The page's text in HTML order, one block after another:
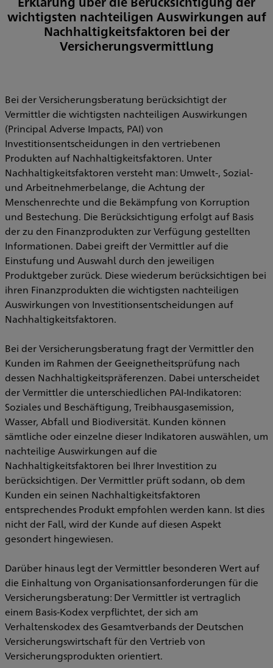
wichtigsten nachteiligen Auswirkungen auf
Nachhaltigkeitsfaktoren bei der
Versicherungsvermittlung
Bei der Versicherungsberatung berücksichtigt der
Vermittler die wichtigsten nachteiligen Auswirkungen
(Principal Adverse Impacts, PAI) von
Investitionsentscheidungen in den vertriebenen
Produkten auf Nachhaltigkeitsfaktoren. Unter
Nachhaltigkeitsfaktoren versteht man: Umwelt-, Sozial-
und Arbeitnehmerbelange, die Achtung der
Menschenrechte und die Bekämpfung von Korruption
und Bestechung. Die Berücksichtigung erfolgt auf Basis
der zu den Finanzprodukten zur Verfügung gestellten
Informationen. Dabei greift der Vermittler auf die
Einstufung und Auswahl durch den jeweiligen
Produktgeber zurück. Diese wiederum berücksichtigen bei
ihren Finanzprodukten die wichtigsten nachteiligen
Auswirkungen von Investitionsentscheidungen auf
Nachhaltigkeitsfaktoren.
Bei der Versicherungsberatung fragt der Vermittler den
Kunden im Rahmen der Geeignetheitsprüfung nach
dessen Nachhaltigkeitspräferenzen. Dabei unterscheidet
der Vermittler die unterschiedlichen PAI-Indikatoren:
Soziales und Beschäftigung, Treibhausgasemission,
Wasser, Abfall und Biodiversität. Kunden können
sämtliche oder einzelne dieser Indikatoren auswählen, um
nachteilige Auswirkungen auf die
Nachhaltigkeitsfaktoren bei Ihrer Investition zu
berücksichtigen. Der Vermittler prüft sodann, ob dem
Kunden ein seinen Nachhaltigkeitsfaktoren
entsprechendes Produkt empfohlen werden kann. Ist dies
nicht der Fall, wird der Kunde auf diesen Aspekt
gesondert hingewiesen.
Darüber hinaus legt der Vermittler besonderen Wert auf
die Einhaltung von Organisationsanforderungen für die
Versicherungsberatung: Der Vermittler ist vertraglich
einem Basis-Kodex verpflichtet, der sich am
Verhaltenskodex des Gesamtverbands der Deutschen
Versicherungswirtschaft für den Vertrieb von
Versicherungsprodukten orientiert.